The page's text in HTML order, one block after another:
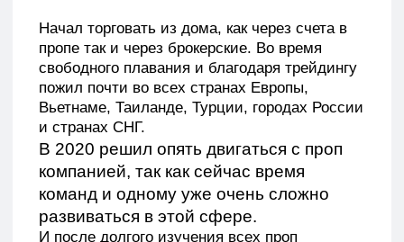
количества плюсов для меня. И с этого
момента начал идти вместе с компанией.
В начале 2024 года вернулся в Россию,
купил квартиру рядом с офисом и сел
торговать из дилинга, вспомнил как это круто
торговать в команде, решил остаться
окончательно и в компании и в Краснодаре.